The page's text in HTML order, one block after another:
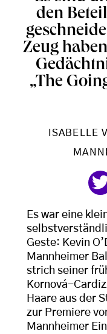
den
Zeug
„The
ISABELLE
Es war eine
Geste: Kevin
Mannheimer
strich seiner
Kornová-
Haare aus der
zur Premiere
Mannheimer